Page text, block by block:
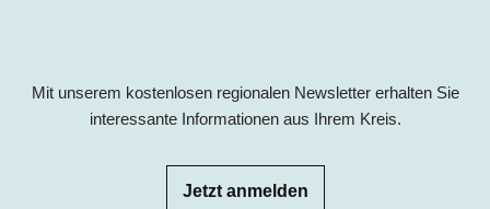
Mit unserem kostenlosen regionalen Newsletter erhalten Sie
interessante Informationen aus Ihrem Kreis.
Jetzt anmelden